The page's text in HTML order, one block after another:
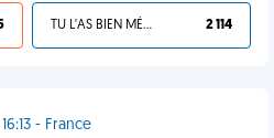
TU L'AS BIEN MÉRITÉ 2 114
- France